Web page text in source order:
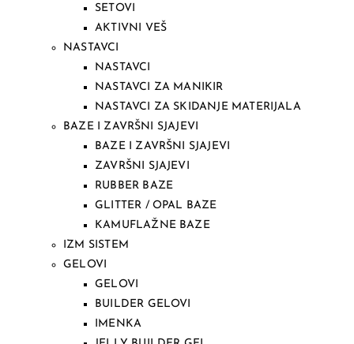
SETOVI
AKTIVNI VEŠ
NASTAVCI
NASTAVCI
NASTAVCI ZA MANIKIR
NASTAVCI ZA SKIDANJE MATERIJALA
BAZE I ZAVRŠNI SJAJEVI
BAZE I ZAVRŠNI SJAJEVI
ZAVRŠNI SJAJEVI
RUBBER BAZE
GLITTER / OPAL BAZE
KAMUFLAŽNE BAZE
IZM SISTEM
GELOVI
GELOVI
BUILDER GELOVI
IMENKA